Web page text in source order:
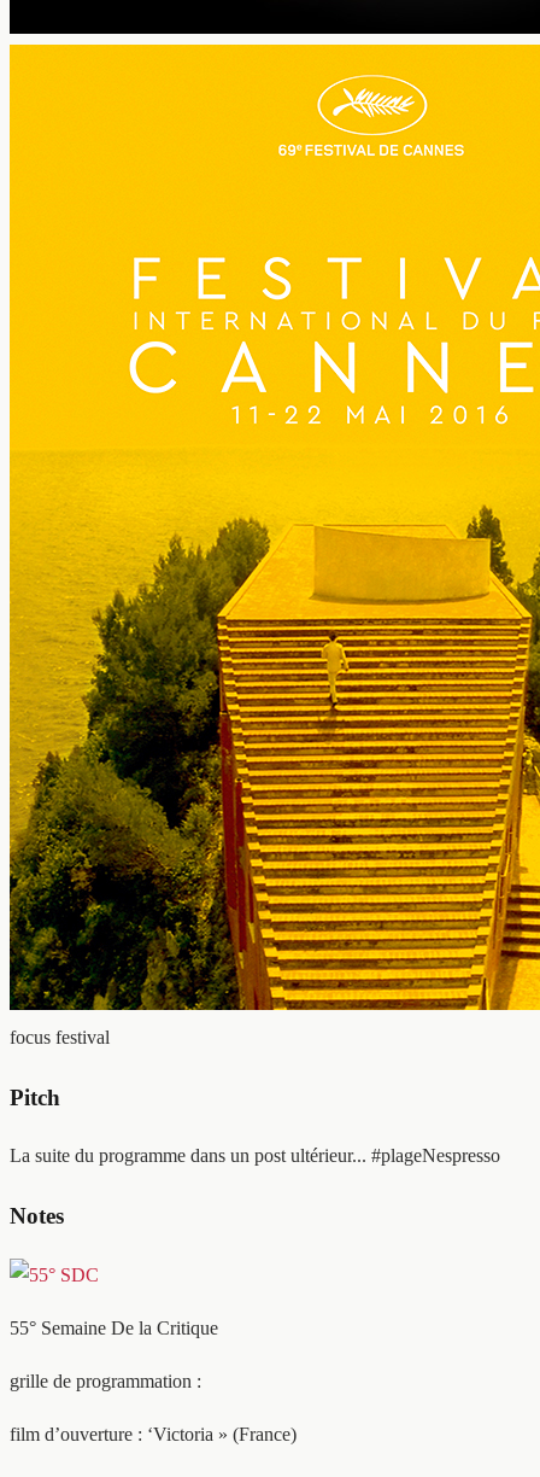
focus festival
Pitch
La suite du programme dans un post ultérieur... #plageNespresso
Notes
55° Semaine De la Critique
grille de programmation :
film d’ouverture : ‘Victoria » (France)